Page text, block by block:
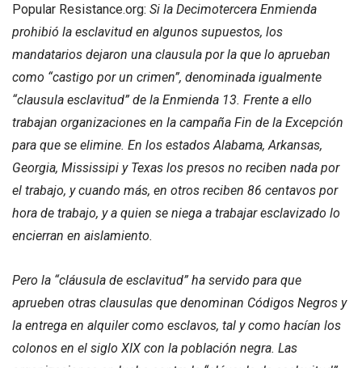
Popular Resistance.org: Si la Decimotercera Enmienda
prohibió la esclavitud en algunos supuestos, los
mandatarios dejaron una clausula por la que lo aprueban
como “castigo por un crimen”, denominada igualmente
“clausula esclavitud” de la Enmienda 13. Frente a ello
trabajan organizaciones en la campaña Fin de la Excepción
para que se elimine. En los estados Alabama, Arkansas,
Georgia, Mississipi y Texas los presos no reciben nada por
el trabajo, y cuando más, en otros reciben 86 centavos por
hora de trabajo, y a quien se niega a trabajar esclavizado lo
encierran en aislamiento.
Pero la “cláusula de esclavitud” ha servido para que
aprueben otras clausulas que denominan Códigos Negros y
la entrega en alquiler como esclavos, tal y como hacían los
colonos en el siglo XIX con la población negra. Las